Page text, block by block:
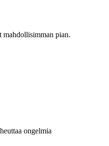
mahdollisimman pian.
ongelmia